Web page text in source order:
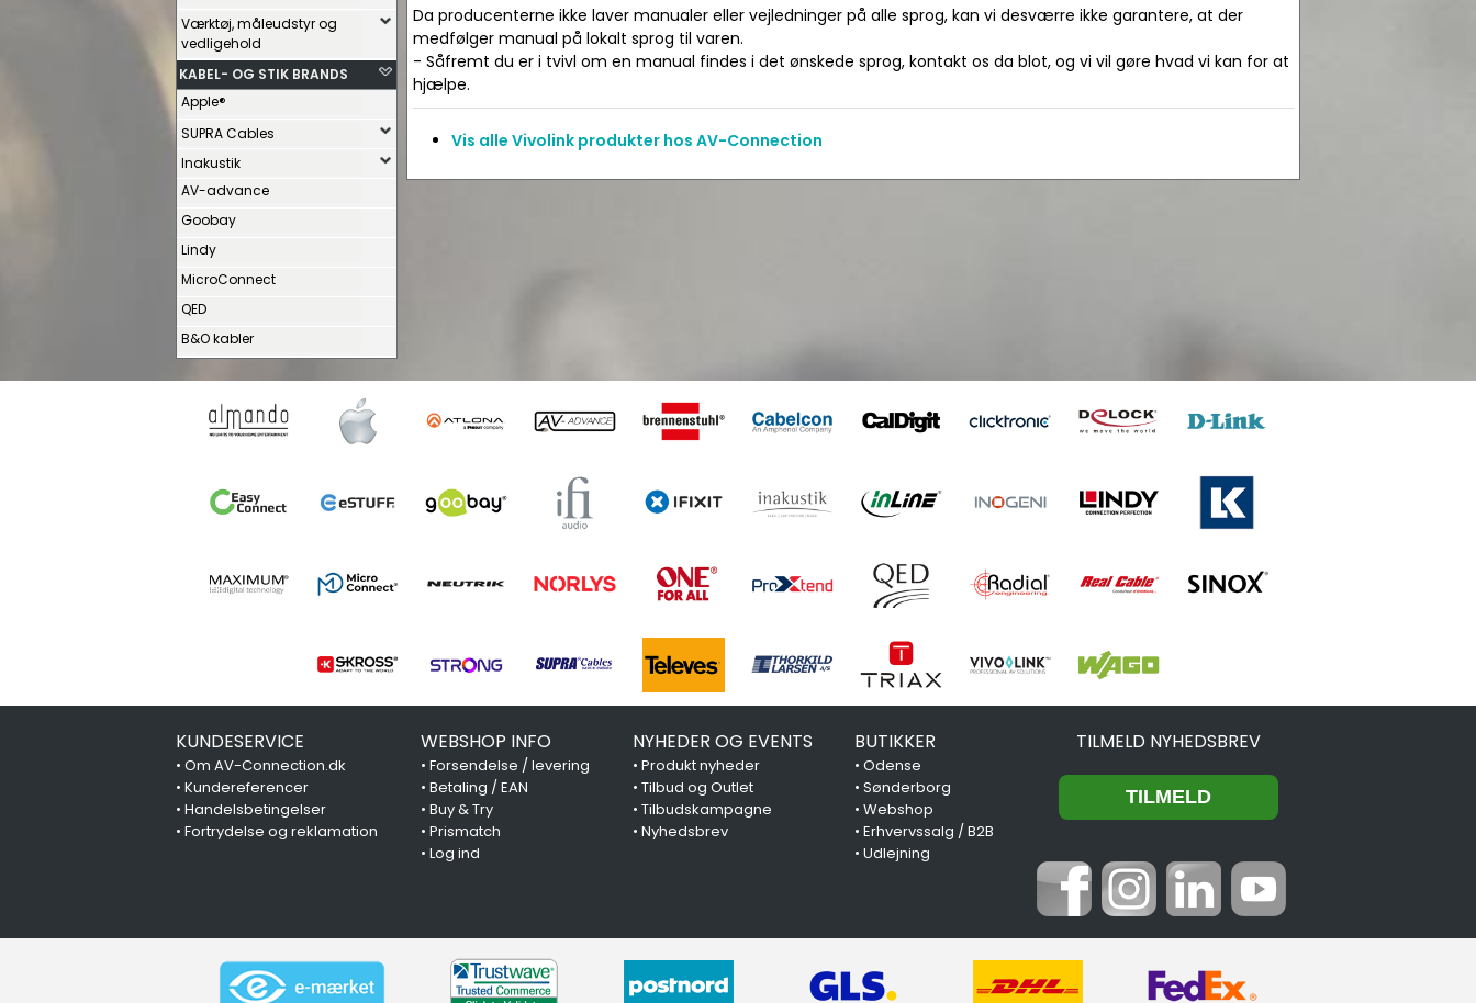
Værktøj, måleudstyr og
vedligehold
KABEL- OG STIK BRANDS
Apple®
SUPRA Cables
Inakustik
AV-advance
Goobay
Lindy
MicroConnect
QED
B&O kabler
Da producenterne ikke laver manualer eller vejledninger på alle sprog, kan vi desværre ikke garantere, at der
medfølger manual på lokalt sprog til varen.
- Såfremt du er i tvivl om en manual findes i det ønskede sprog, kontakt os da blot, og vi vil gøre hvad vi kan for at
hjælpe.
Vis alle Vivolink produkter hos AV-Connection
KUNDESERVICE
• Om AV-Connection.dk
• Kundereferencer
• Handelsbetingelser
• Fortrydelse og reklamation
WEBSHOP INFO
• Forsendelse / levering
• Betaling / EAN
• Buy & Try
• Prismatch
• Log ind
NYHEDER OG EVENTS
• Produkt nyheder
• Tilbud og Outlet
• Tilbudskampagne
• Nyhedsbrev
BUTIKKER
•Odense
•Sønderborg
•Webshop
•Erhvervssalg / B2B
•Udlejning
TILMELD NYHEDSBREV